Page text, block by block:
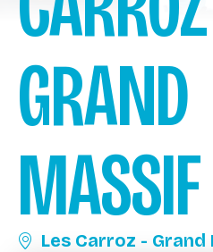
GRAND
MASSIF
Les Carroz -